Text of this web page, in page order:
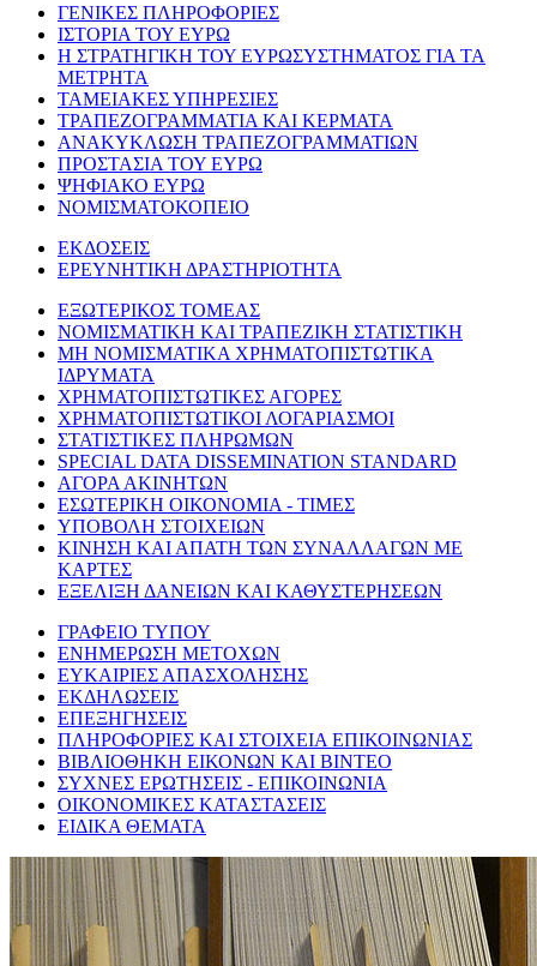
ΓΕΝΙΚΕΣ ΠΛΗΡΟΦΟΡΙΕΣ
ΙΣΤΟΡΙΑ ΤΟΥ ΕΥΡΩ
Η ΣΤΡΑΤΗΓΙΚΗ ΤΟΥ ΕΥΡΩΣΥΣΤΗΜΑΤΟΣ ΓΙΑ ΤΑ
ΜΕΤΡΗΤΑ
ΤΑΜΕΙΑΚΕΣ ΥΠΗΡΕΣΙΕΣ
ΤΡΑΠΕΖΟΓΡΑΜΜΑΤΙΑ ΚΑΙ ΚΕΡΜΑΤΑ
ΑΝΑΚΥΚΛΩΣΗ ΤΡΑΠΕΖΟΓΡΑΜΜΑΤΙΩΝ
ΠΡΟΣΤΑΣΙΑ ΤΟΥ ΕΥΡΩ
ΨΗΦΙΑΚΟ ΕΥΡΩ
ΝΟΜΙΣΜΑΤΟΚΟΠΕΙΟ
ΕΚΔΟΣΕΙΣ
ΕΡΕΥΝΗΤΙΚΗ ΔΡΑΣΤΗΡΙΟΤΗΤΑ
ΕΞΩΤΕΡΙΚΟΣ ΤΟΜΕΑΣ
ΝΟΜΙΣΜΑΤΙΚΗ ΚΑΙ ΤΡΑΠΕΖΙΚΗ ΣΤΑΤΙΣΤΙΚΗ
ΜΗ ΝΟΜΙΣΜΑΤΙΚΑ ΧΡΗΜΑΤΟΠΙΣΤΩΤΙΚΑ
ΙΔΡΥΜΑΤΑ
ΧΡΗΜΑΤΟΠΙΣΤΩΤΙΚΕΣ ΑΓΟΡΕΣ
ΧΡΗΜΑΤΟΠΙΣΤΩΤΙΚΟΙ ΛΟΓΑΡΙΑΣΜΟΙ
ΣΤΑΤΙΣΤΙΚΕΣ ΠΛΗΡΩΜΩΝ
SPECIAL DATA DISSEMINATION STANDARD
ΑΓΟΡΑ ΑΚΙΝΗΤΩΝ
ΕΣΩΤΕΡΙΚΗ ΟΙΚΟΝΟΜΙΑ - ΤΙΜΕΣ
ΥΠΟΒΟΛΗ ΣΤΟΙΧΕΙΩΝ
ΚΙΝΗΣΗ ΚΑΙ ΑΠΑΤΗ ΤΩΝ ΣΥΝΑΛΛΑΓΩΝ ΜΕ
ΚΑΡΤΕΣ
ΕΞΕΛΙΞΗ ΔΑΝΕΙΩΝ ΚΑΙ ΚΑΘΥΣΤΕΡΗΣΕΩΝ
ΓΡΑΦΕΙΟ ΤΥΠΟΥ
ΕΝΗΜΕΡΩΣΗ ΜΕΤΟΧΩΝ
ΕΥΚΑΙΡΙΕΣ ΑΠΑΣΧΟΛΗΣΗΣ
ΕΚΔΗΛΩΣΕΙΣ
ΕΠΕΞΗΓΗΣΕΙΣ
ΠΛΗΡΟΦΟΡΙΕΣ ΚΑΙ ΣΤΟΙΧΕΙΑ ΕΠΙΚΟΙΝΩΝΙΑΣ
ΒΙΒΛΙΟΘΗΚΗ ΕΙΚΟΝΩΝ ΚΑΙ ΒΙΝΤΕΟ
ΣΥΧΝΕΣ ΕΡΩΤΗΣΕΙΣ - ΕΠΙΚΟΙΝΩΝΙΑ
ΟΙΚΟΝΟΜΙΚΕΣ ΚΑΤΑΣΤΑΣΕΙΣ
ΕΙΔΙΚΑ ΘΕΜΑΤΑ